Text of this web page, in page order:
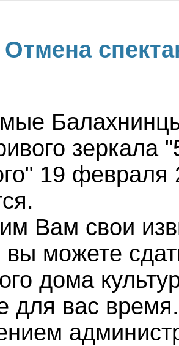
Отмена
зеркала
19 февраля
Вам свои
можете
дома
для вас время.